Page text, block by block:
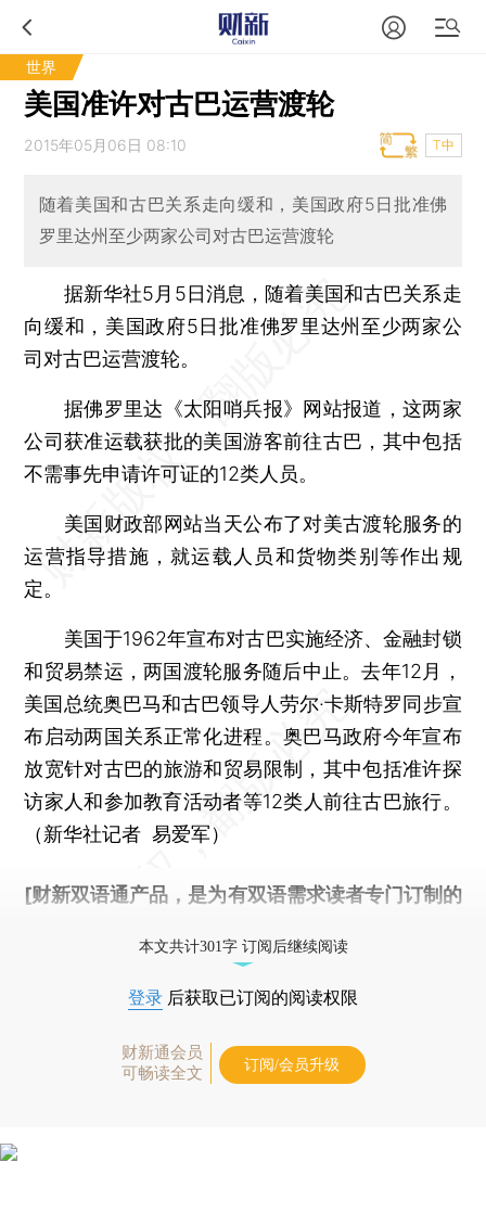
世界
美国准许对古巴运营渡轮
2015年05月06日 08:10 T中
随着美国和古巴关系走向缓和，美国政府5日批准佛
罗里达州至少两家公司对古巴运营渡轮
据新华社5月5日消息，随着美国和古巴关系走
向缓和，美国政府5日批准佛罗里达州至少两家公
司对古巴运营渡轮。
据佛罗里达《太阳哨兵报》网站报道，这两家
公司获准运载获批的美国游客前往古巴，其中包括
不需事先申请许可证的12类人员。
美国财政部网站当天公布了对美古渡轮服务的
运营指导措施，就运载人员和货物类别等作出规
定。
美国于1962年宣布对古巴实施经济、金融封锁
和贸易禁运，两国渡轮服务随后中止。去年12月，
美国总统奥巴马和古巴领导人劳尔·卡斯特罗同步宣
布启动两国关系正常化进程。奥巴马政府今年宣布
放宽针对古巴的旅游和贸易限制，其中包括准许探
访家人和参加教育活动者等12类人前往古巴旅行。
（新华社记者 易爱军）
[财新双语通产品，是为有双语需求读者专门订制的
本文共计301字 订阅后继续阅读
登录 后获取已订阅的阅读权限
财新通会员
可畅读全文
订阅/会员升级